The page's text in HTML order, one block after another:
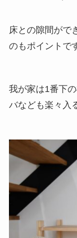
床との隙間がで
のもポイントで
我が家は1番下
バなども楽々入